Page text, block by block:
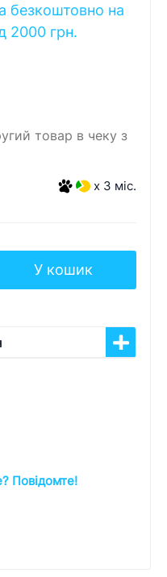
безкоштовно на
2000 грн.
товар в чеку з
x 3 міс.
У кошик
Повідомте!